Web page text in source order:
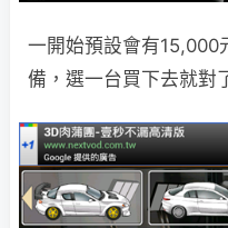
一開始預設會有15,000
備，選一台買下去就對